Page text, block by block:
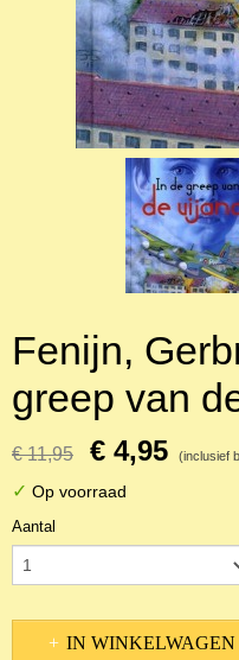
Fenijn,
greep van
€ 11,95 € 4,95 (inclusief
✓ Op voorraad
Aantal
IN WINKELWAGEN